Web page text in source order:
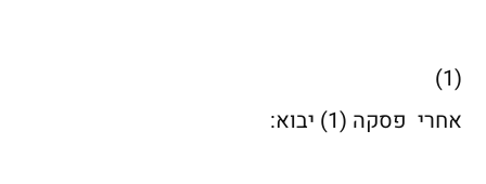
(1)
אחרי פסקה (1) יבוא: